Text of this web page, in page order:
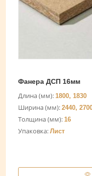
Фанера ДСП 16мм
Длина (мм): 1800, 1830
Ширина (мм): 2440,
Толщина (мм): 16
Упаковка: Лист